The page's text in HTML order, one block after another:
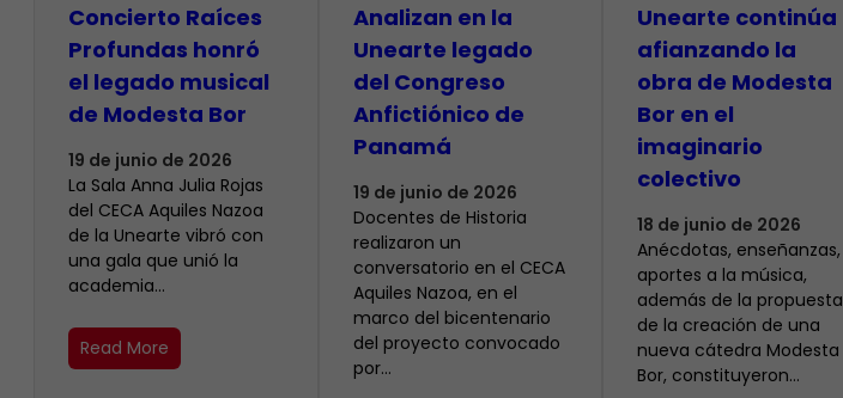
​Concierto Raíces
Profundas honró
el legado musical
de Modesta Bor
19 de junio de 2026
La Sala Anna Julia Rojas
del CECA Aquiles Nazoa
de la Unearte vibró con
una gala que unió la
academia…
Read More
Analizan en la
Unearte legado
del Congreso
Anfictiónico de
Panamá
19 de junio de 2026
Docentes de Historia
realizaron un
conversatorio en el CECA
Aquiles Nazoa, en el
marco del bicentenario
del proyecto convocado
por…
Unearte continúa
afianzando la
obra de Modesta
Bor en el
imaginario
colectivo
18 de junio de 2026
Anécdotas, enseñanzas,
aportes a la música,
además de la propuesta
de la creación de una
nueva cátedra Modesta
Bor, constituyeron…